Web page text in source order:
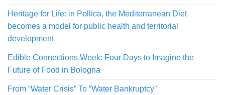
Heritage for Life: in Pollica, the Mediterranean Diet
becomes a model for public health and territorial
development
Edible Connections Week: Four Days to Imagine the
Future of Food in Bologna
From “Water Crisis” To “Water Bankruptcy”